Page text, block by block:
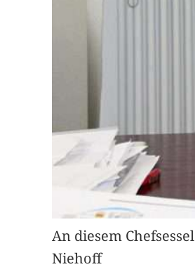
An diesem
Niehoff